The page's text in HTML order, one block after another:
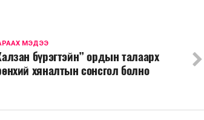
МЭДЭЭ
бүрэгтэйн” ордын талаарх
хяналтын сонсгол болно